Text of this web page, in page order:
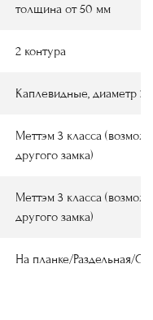
толщина от 50 мм
2 контура
Каплевидные, диаметр
Меттэм 3 класса
другого замка)
Меттэм 3 класса
другого замка)
На планке/Раздельная/